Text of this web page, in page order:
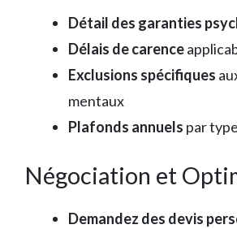
Détail des garanties
Délais de carence
Exclusions spécifiques
mentaux
Plafonds annuels par
Négociation et
Demandez des devis